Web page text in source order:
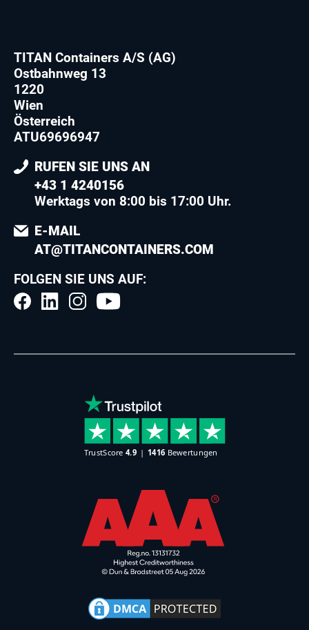
TITAN Containers A/S (AG)
Ostbahnweg 13
1220
Wien
Österreich
ATU69696947
RUFEN SIE UNS AN
+43 1 4240156
Werktags von 8:00 bis 17:00 Uhr.
E-MAIL
AT@TITANCONTAINERS.COM
FOLGEN SIE UNS AUF: